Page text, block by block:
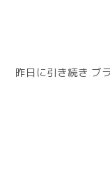
昨日に引き続き ブ